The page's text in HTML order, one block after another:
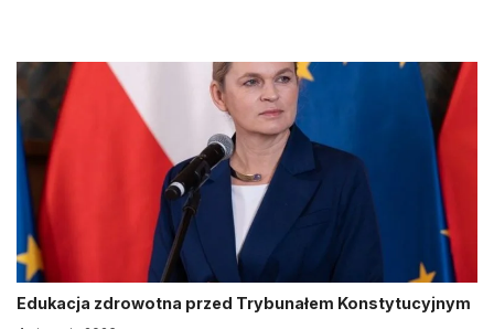
Edukacja zdrowotna przed Trybunałem Konstytucyjnym